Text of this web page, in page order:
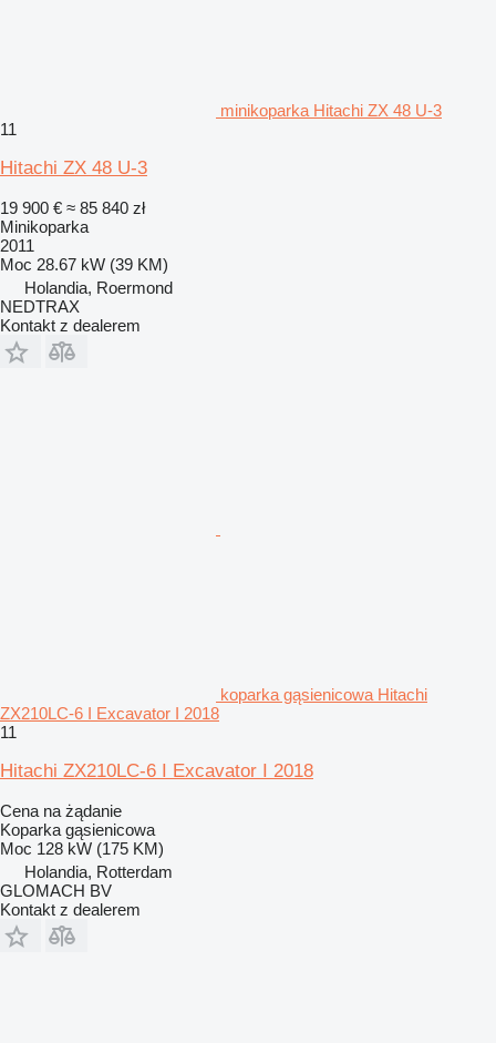
minikoparka Hitachi ZX 48 U-3
11
Hitachi ZX 48 U-3
19 900 € ≈ 85 840 zł
Minikoparka
2011
Moc 28.67 kW (39 KM)
Holandia, Roermond
NEDTRAX
Kontakt z dealerem
koparka gąsienicowa Hitachi
ZX210LC-6 I Excavator I 2018
11
Hitachi ZX210LC-6 I Excavator I 2018
Cena na żądanie
Koparka gąsienicowa
Moc 128 kW (175 KM)
Holandia, Rotterdam
GLOMACH BV
Kontakt z dealerem